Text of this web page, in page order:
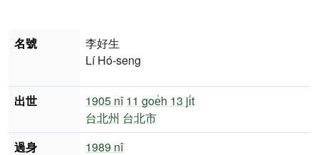
名號
李好生
Lí Hó-seng
出世 1905 nî 11 goe̍h 13 ji̍t
台北州 台北市
過身
1989 nî